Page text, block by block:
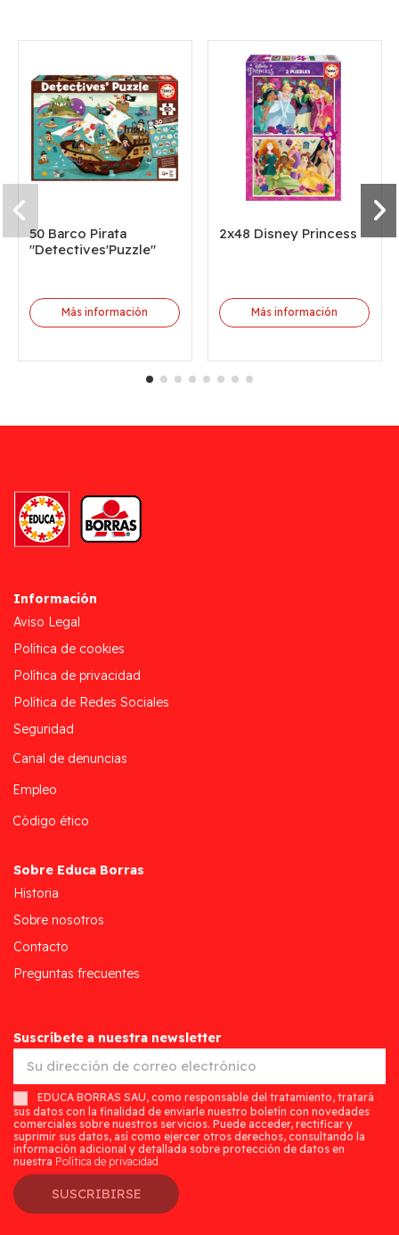
50 Barco Pirata
"Detectives'Puzzle"
Más información
2x48 Disney Princess
Más información
Información
Aviso Legal
Política de cookies
Política de privacidad
Política de Redes Sociales
Seguridad
Canal de denuncias
Empleo
Código ético
Sobre Educa Borras
Historia
Sobre nosotros
Contacto
Preguntas frecuentes
Suscríbete a nuestra newsletter
EDUCA BORRAS SAU, como responsable del tratamiento, tratará
sus datos con la finalidad de enviarle nuestro boletín con novedades
comerciales sobre nuestros servicios. Puede acceder, rectificar y
suprimir sus datos, así como ejercer otros derechos, consultando la
información adicional y detallada sobre protección de datos en
nuestra Política de privacidad
SUSCRIBIRSE